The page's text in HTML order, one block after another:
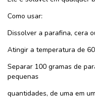
Como usar:
Dissolver a parafina, cera
Atingir a temperatura de
Separar 100 gramas de
pequenas
quantidades, de uma em